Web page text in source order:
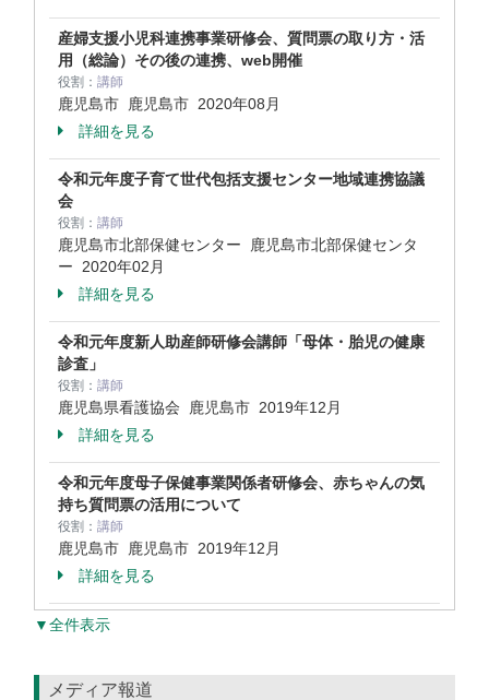
産婦支援小児科連携事業研修会、質問票の取り方・活
用（総論）その後の連携、web開催
役割： 講師
鹿児島市 鹿児島市 2020年08月
詳細を見る
令和元年度子育て世代包括支援センター地域連携協議
会
役割： 講師
鹿児島市北部保健センター 鹿児島市北部保健センタ
ー 2020年02月
詳細を見る
令和元年度新人助産師研修会講師「母体・胎児の健康
診査」
役割： 講師
鹿児島県看護協会 鹿児島市 2019年12月
詳細を見る
令和元年度母子保健事業関係者研修会、赤ちゃんの気
持ち質問票の活用について
役割： 講師
鹿児島市 鹿児島市 2019年12月
詳細を見る
▼全件表示
メディア報道